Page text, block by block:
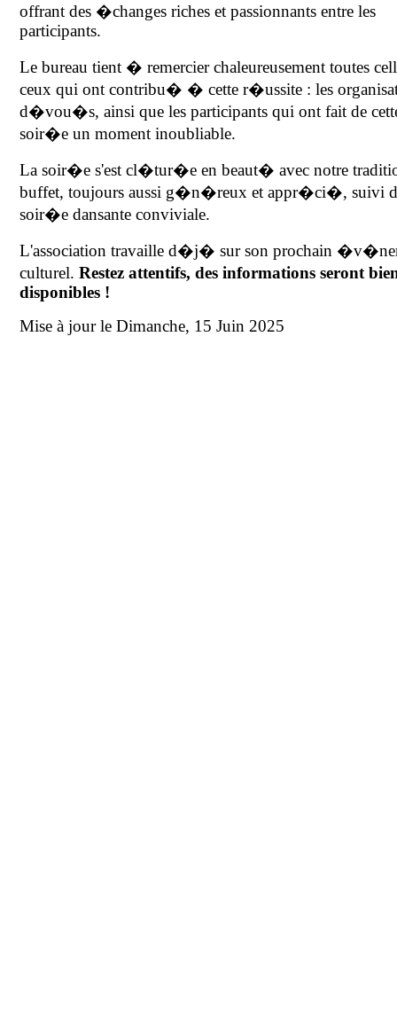
offrant des �changes riches et passionnants entre les
participants.
Le bureau tient � remercier chaleureusement toutes
ceux qui ont contribu� � cette r�ussite : les
d�vou�s, ainsi que les participants qui ont fait de
soir�e un moment inoubliable.
La soir�e s'est cl�tur�e en beaut� avec notre
buffet, toujours aussi g�n�reux et appr�ci�, suivi
soir�e dansante conviviale.
L'association travaille d�j� sur son prochain
culturel.Restez attentifs, des informations seront
disponibles !
Mise à jour le Dimanche, 15 Juin 2025